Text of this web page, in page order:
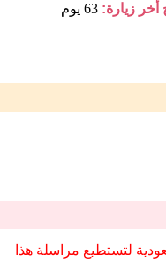
أخر زيارة: 63 يوم
لتستطيع مراسلة هذا